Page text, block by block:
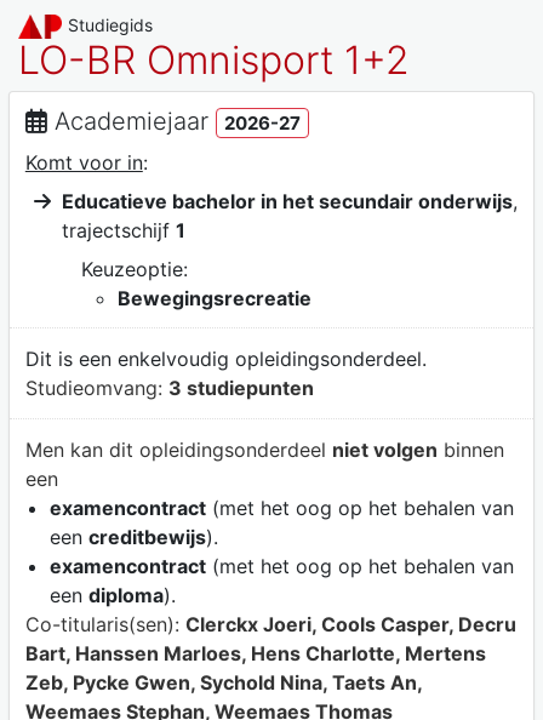
Studiegids
LO-BR Omnisport 1+2
Academiejaar 2026-27
Komt voor in:
Educatieve bachelor in het secundair onderwijs,
trajectschijf 1
Keuzeoptie:
Bewegingsrecreatie
Dit is een enkelvoudig opleidingsonderdeel.
Studieomvang: 3 studiepunten
Men kan dit opleidingsonderdeel niet volgen binnen
een
examencontract(met het oog op het behalen van
een creditbewijs).
examencontract(met het oog op het behalen van
een diploma).
Co-titularis(sen): Clerckx Joeri, Cools Casper, Decru
Bart, Hanssen Marloes, Hens Charlotte, Mertens
Zeb, Pycke Gwen, Sychold Nina, Taets An,
Weemaes Stephan, Weemaes Thomas